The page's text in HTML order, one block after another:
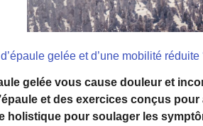
gelée et d’une mobilité réduite
gelée vous cause douleur et
et des exercices conçus
holistique pour soulager les